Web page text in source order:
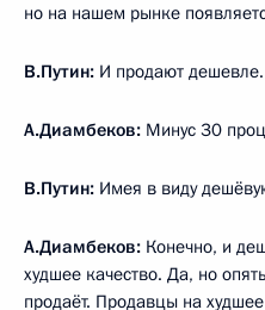
но на нашем рынке
В.Путин: И продают дешевле.
А.Диамбеков: Минус 30
В.Путин: Имея в виду
А.Диамбеков: Конечно, и
худшее качество. Да, но
продаёт. Продавцы на